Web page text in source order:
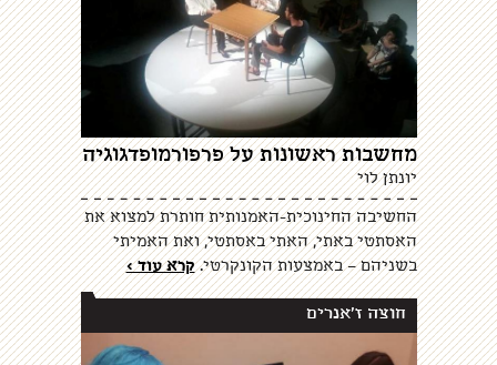
מחשבות ראשונות על פרפורמופדגוגיה
יונתן לוי
החשיבה החינוכית-האמנותית חותרת למצוא את
האסתטי באתי, האתי באסתטי, ואת האמיתי
בשניהם – באמצעות הקונקרטי.קרא עוד >
חוצה ז'אנרים